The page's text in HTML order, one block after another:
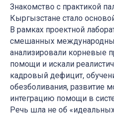
Знакомство с практикой
Кыргызстане стало
В рамках проектной
смешанных
анализировали корневые
помощи и искали
кадровый дефицит,
обезболивания, развитие
интеграцию помощи в
Речь шла не об